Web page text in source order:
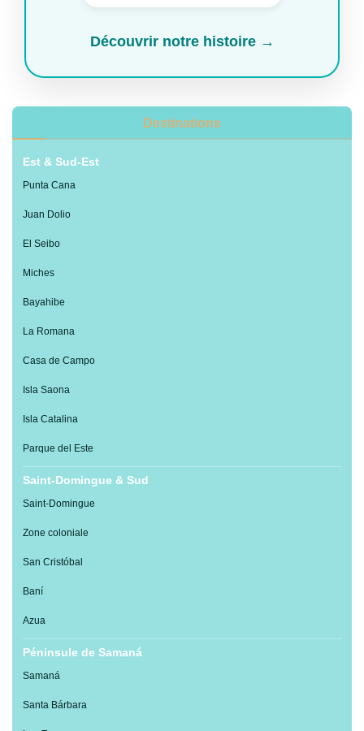
Découvrir notre histoire →
Destinations
Est & Sud-Est
Punta Cana
Juan Dolio
El Seibo
Miches
Bayahibe
La Romana
Casa de Campo
Isla Saona
Isla Catalina
Parque del Este
Saint-Domingue & Sud
Saint-Domingue
Zone coloniale
San Cristóbal
Baní
Azua
Péninsule de Samaná
Samaná
Santa Bárbara